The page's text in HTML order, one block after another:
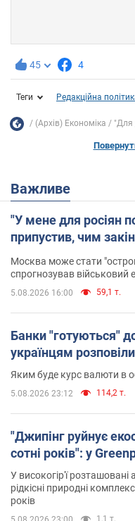
45 4
Теги Редакційна
(Архів) Економіка "Для
Важливе
"У мене для росіян
припустив, чим
Москва може стати
спрогнозував військовий
5.08.2026 16:00 59,1 т.
Банки "готуються"
українцям
Яким буде курс валюти в
5.08.2026 23:12 114,2 т.
"Джипінг руйнує
сотні років": у
У високогір'ї розташовані
рідкісні природні
років
1,1 т.